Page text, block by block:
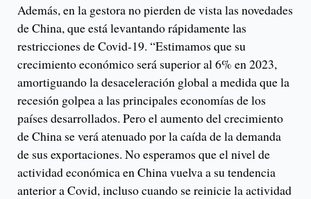
Además, en la gestora no pierden de vista las novedades
de China, que está levantando rápidamente las
restricciones de Covid-19. “Estimamos que su
crecimiento económico será superior al 6% en 2023,
amortiguando la desaceleración global a medida que la
recesión golpea a las principales economías de los
países desarrollados. Pero el aumento del crecimiento
de China se verá atenuado por la caída de la demanda
de sus exportaciones. No esperamos que el nivel de
actividad económica en China vuelva a su tendencia
anterior a Covid, incluso cuando se reinicie la actividad